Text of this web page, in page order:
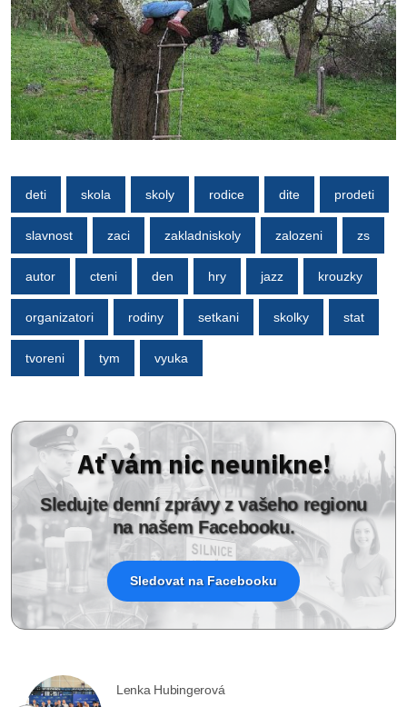
deti skola skoly rodice dite prodeti
slavnost zaci zakladniskoly zalozeni zs
autor cteni den hry jazz krouzky
organizatori rodiny setkani skolky stat
tvoreni tym vyuka
Ať vám nic neunikne!
Sledujte denní zprávy z vašeho regionu
na našem Facebooku.
Sledovat na Facebooku
Lenka Hubingerová